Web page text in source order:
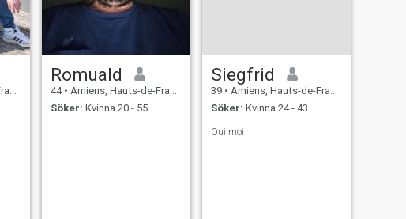
Romuald
44 • Amiens, Hauts-de-France, Frankrike
Söker: Kvinna 20 - 55
Siegfrid
39 • Amiens, Hauts-de-France, Frankrike
Söker: Kvinna 24 - 43
Oui moi